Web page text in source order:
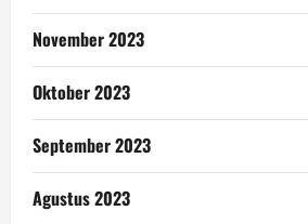
November 2023
Oktober 2023
September 2023
Agustus 2023